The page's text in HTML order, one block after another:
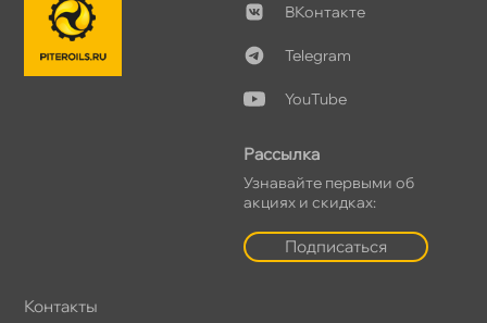
Контакте
Telegram
YouTube
Рассылка
Узнавайте первыми о
акциях и скидках:
Подписаться
Контакты